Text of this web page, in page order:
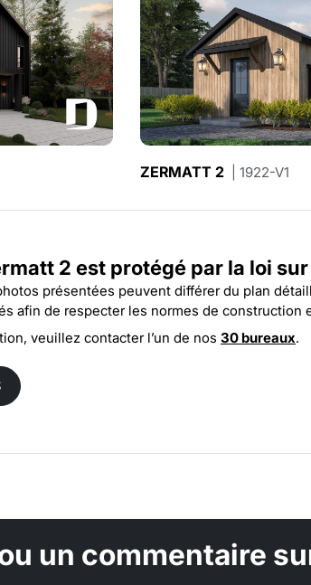
LOMBARD| 3960
ZERMATT 2 | 1922-V1
2 est protégé par la loi
présentées peuvent différer du plan
afin de respecter les normes de construction
veuillez contacter l’un de nos 30 bureaux.
un commentaire